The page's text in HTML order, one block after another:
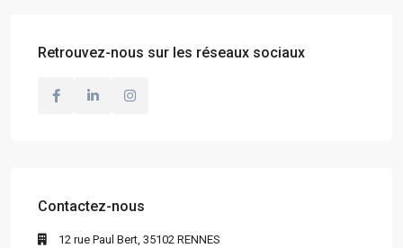
Retrouvez-nous sur les réseaux sociaux
Contactez-nous
12 rue Paul Bert, 35102 RENNES